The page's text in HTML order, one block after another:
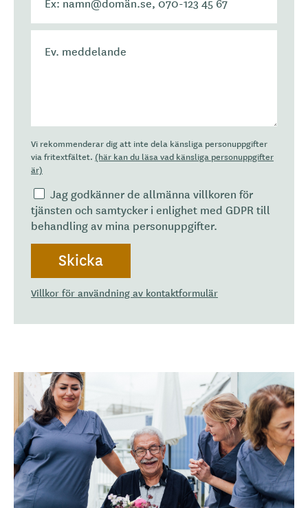
Vi rekommenderar dig att inte dela känsliga personuppgifter
via fritextfältet. (här kan du läsa vad känsliga personuppgifter
är)
Jag godkänner de allmänna villkoren för
tjänsten och samtycker i enlighet med GDPR till
behandling av mina personuppgifter.
Villkor för användning av kontaktformulär